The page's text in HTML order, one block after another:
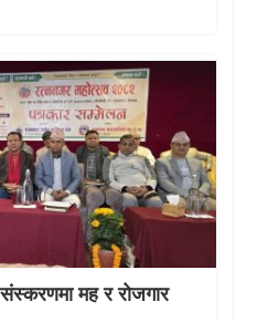
मह र रोजगार